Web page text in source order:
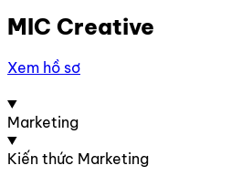
MIC Creative
Xem hồ sơ
Marketing
Kiến thức Marketing